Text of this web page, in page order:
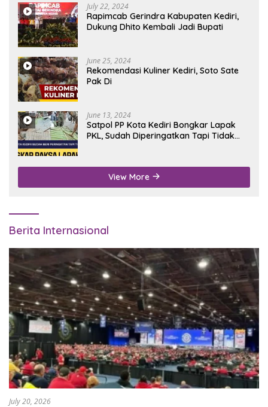
July 22, 2024
Rapimcab Gerindra Kabupaten Kediri,
Dukung Dhito Kembali Jadi Bupati
June 25, 2024
Rekomendasi Kuliner Kediri, Soto Sate
Pak Di
June 13, 2024
Satpol PP Kota Kediri Bongkar Lapak
PKL, Sudah Diperingatkan Tapi Tidak
View More
Berita Internasional
July 20, 2026